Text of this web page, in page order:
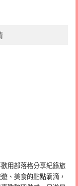
用部落格分享紀錄旅
、美食的點點滴滴，